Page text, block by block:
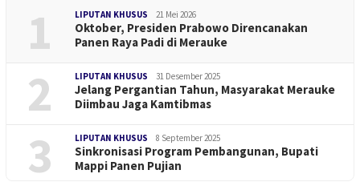
1 LIPUTAN KHUSUS 21 Mei 2026
Oktober, Presiden Prabowo Direncanakan
Panen Raya Padi di Merauke
2 LIPUTAN KHUSUS 31 Desember 2025
Jelang Pergantian Tahun, Masyarakat Merauke
Diimbau Jaga Kamtibmas
3 LIPUTAN KHUSUS 8 September 2025
Sinkronisasi Program Pembangunan, Bupati
Mappi Panen Pujian